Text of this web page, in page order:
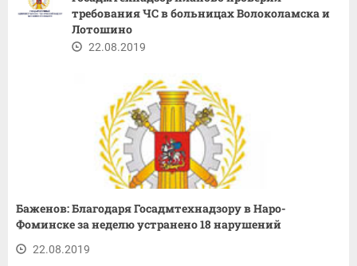
требования ЧС в больницах Волоколамска и
Лотошино
22.08.2019
Баженов: Благодаря Госадмтехнадзору в Наро-
Фоминске за неделю устранено 18 нарушений
22.08.2019